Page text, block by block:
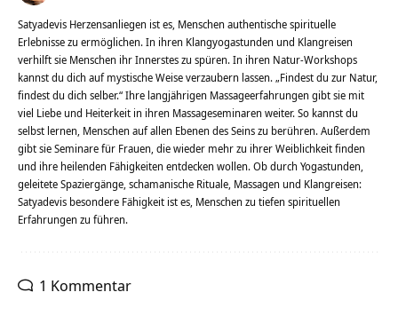
Satyadevis Herzensanliegen ist es, Menschen authentische spirituelle
Erlebnisse zu ermöglichen. In ihren Klangyogastunden und Klangreisen
verhilft sie Menschen ihr Innerstes zu spüren. In ihren Natur-Workshops
kannst du dich auf mystische Weise verzaubern lassen. „Findest du zur Natur,
findest du dich selber.“ Ihre langjährigen Massageerfahrungen gibt sie mit
viel Liebe und Heiterkeit in ihren Massageseminaren weiter. So kannst du
selbst lernen, Menschen auf allen Ebenen des Seins zu berühren. Außerdem
gibt sie Seminare für Frauen, die wieder mehr zu ihrer Weiblichkeit finden
und ihre heilenden Fähigkeiten entdecken wollen. Ob durch Yogastunden,
geleitete Spaziergänge, schamanische Rituale, Massagen und Klangreisen:
Satyadevis besondere Fähigkeit ist es, Menschen zu tiefen spirituellen
Erfahrungen zu führen.
1 Kommentar